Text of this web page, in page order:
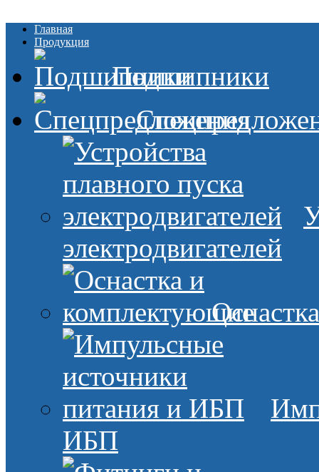
Главная
Продукция
Подшипники
электродвигателей
ИБП